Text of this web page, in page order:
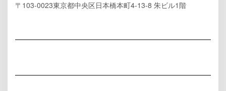
〒103-0023東京都中央区日本橋本町4-13-8 朱ビル1階